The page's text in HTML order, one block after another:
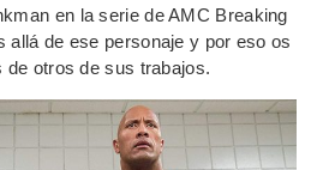
en la serie de AMC Breaking
allá de ese personaje y por eso os
otros de sus trabajos.